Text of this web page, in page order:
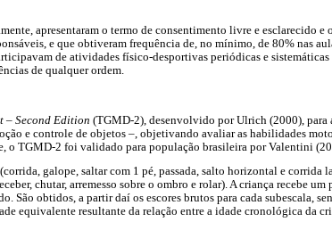
apresentaram o termo de consentimento livre e esclarecido e
e que obtiveram frequência de, no mínimo, de 80% nas
de atividades físico-desportivas periódicas e sistemáticas
de qualquer ordem.
– Second Edition (TGMD-2), desenvolvido por Ulrich (2000), para
e controle de objetos –, objetivando avaliar as habilidades
o TGMD-2 foi validado para população brasileira por Valentini
galope, saltar com 1 pé, passada, salto horizontal e corrida
chutar, arremesso sobre o ombro e rolar). A criança recebe
São obtidos, a partir daí os escores brutos para cada subescala,
equivalente resultante da relação entre a idade cronológica da